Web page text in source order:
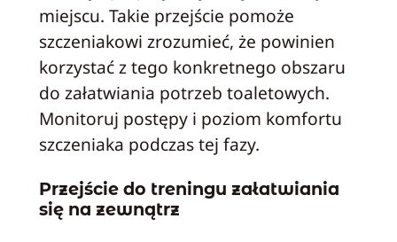
miejscu. Takie przejście pomoże
szczeniakowi zrozumieć, że powinien
korzystać z tego konkretnego obszaru
do załatwiania potrzeb toaletowych.
Monitoruj postępy i poziom komfortu
szczeniaka podczas tej fazy.
Przejście do treningu załatwiania
się na zewnątrz